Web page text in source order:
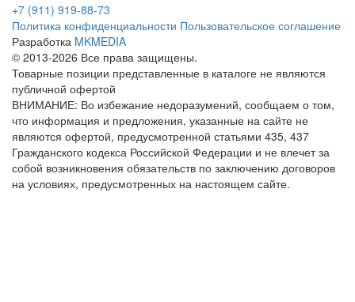
+7 (911) 919-88-73
Политика конфиденциальности Пользовательское соглашение
Разработка MKMEDIA
© 2013-2026 Все права защищены.
Товарные позиции представленные в каталоге не являются
публичной офертой
ВНИМАНИЕ: Во избежание недоразумений, сообщаем о том,
что информация и предложения, указанные на сайте не
являются офертой, предусмотренной статьями 435, 437
Гражданского кодекса Российской Федерации и не влечет за
собой возникновения обязательств по заключению договоров
на условиях, предусмотренных на настоящем сайте.